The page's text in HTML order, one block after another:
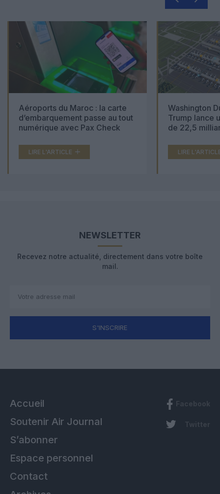
Aéroports du Maroc : la carte
d’embarquement passe au tout
numérique avec Pax Check
LIRE L'ARTICLE
Washington
Trump lance
de 22,5
LIRE
NEWSLETTER
Recevez notre actualité, directement dans votre boîte
mail.
S'INSCRIRE
Accueil
Soutenir Air Journal
S’abonner
Espace personnel
Contact